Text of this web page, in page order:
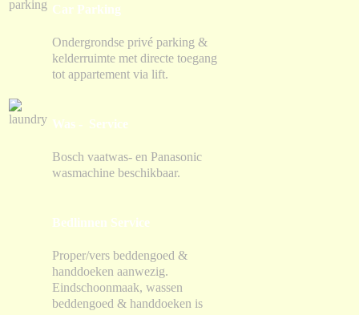
Car Parking
Ondergrondse privé parking &
kelderruimte met directe toegang
tot appartement via lift.
Was - Service
Bosch vaatwas- en Panasonic
wasmachine beschikbaar.
Bedlinnen Service
Proper/vers beddengoed &
handdoeken aanwezig.
Eindschoonmaak, wassen
beddengoed & handdoeken is